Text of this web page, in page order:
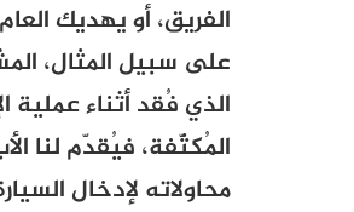
الفريق، أو يهديك
على سبيل المثال،
الذي فُقد أثناء عملية
المُكثّفة، فيُقدّم لنا
محاولاته لإدخال